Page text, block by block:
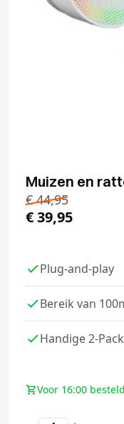
Muizen en
€44,95
€39,95
Plug-and-play
Bereik van
Handige 2-Pack
Voor 16:00